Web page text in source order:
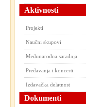
Aktivnosti
Projekti
Naučni skupovi
Međunarodna saradnja
Predavanja i koncerti
Izdavačka delatnost
Dokumenti